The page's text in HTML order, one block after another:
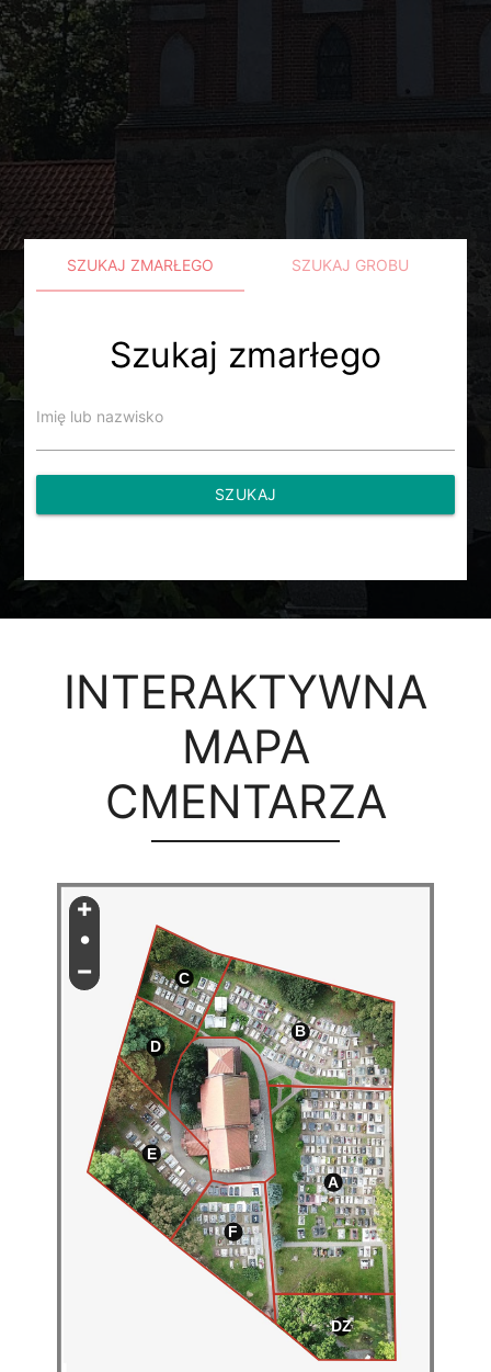
SZUKAJ ZMARŁEGO SZUKAJ GROBU
Szukaj zmarłego
Imię lub nazwisko
SZUKAJ
INTERAKTYWNA
MAPA
CMENTARZA
A
B
C
D
DZ
E
F
•
+
−